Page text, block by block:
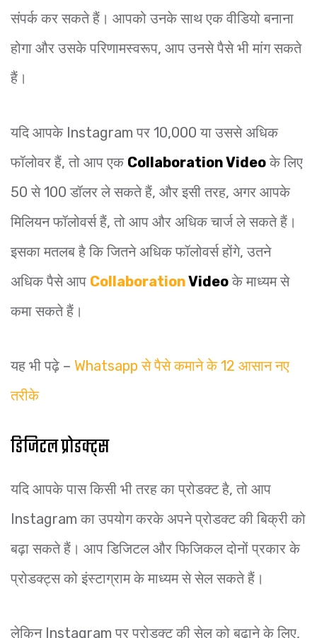
संपर्क कर सकते हैं। आपको उनके साथ एक वीडियो बनाना
होगा और उसके परिणामस्वरूप, आप उनसे पैसे भी मांग सकते
हैं।
यदि आपके Instagram पर 10,000 या उससे अधिक
फॉलोवर हैं, तो आप एक Collaboration Videoके लिए
50 से 100 डॉलर ले सकते हैं, और इसी तरह, अगर आपके
मिलियन फॉलोवर्स हैं, तो आप और अधिक चार्ज ले सकते हैं।
इसका मतलब है कि जितने अधिक फॉलोवर्स होंगे, उतने
अधिक पैसे आप CollaborationVideoके माध्यम से
कमा सकते हैं।
यह भी पढ़े – Whatsapp से पैसे कमाने के 12 आसान नए
तरीके
डिजिटल प्रोडक्ट्स
यदि आपके पास किसी भी तरह का प्रोडक्ट है, तो आप
Instagram का उपयोग करके अपने प्रोडक्ट की बिक्री को
बढ़ा सकते हैं। आप डिजिटल और फिजिकल दोनों प्रकार के
प्रोडक्ट्स को इंस्टाग्राम के माध्यम से सेल सकते हैं।
लेकिन Instagram पर प्रोडक्ट की सेल को बढ़ाने के लिए,